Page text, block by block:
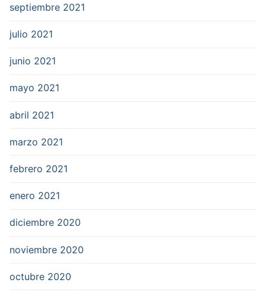
septiembre 2021
julio 2021
junio 2021
mayo 2021
abril 2021
marzo 2021
febrero 2021
enero 2021
diciembre 2020
noviembre 2020
octubre 2020